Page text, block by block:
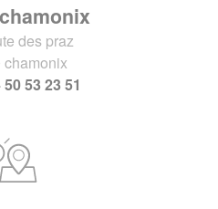
des praz
chamonix
53 23 51